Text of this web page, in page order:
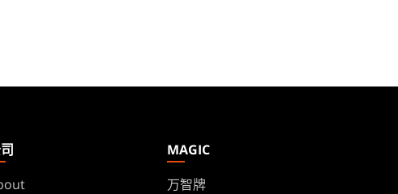
MAGIC
万智牌